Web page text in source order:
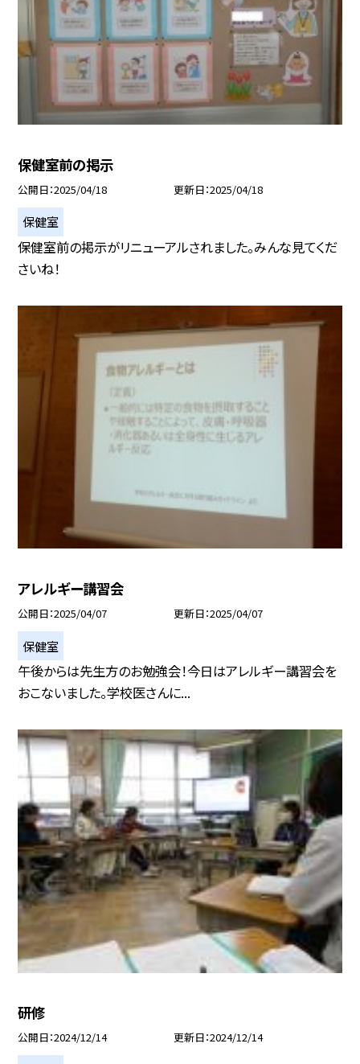
保健室前の掲示
公開日 2025/04/18 更新日 2025/04/18
保健室
保健室前の掲示がリニューアルされました。みんな見てくだ
さいね！
アレルギー講習会
公開日 2025/04/07 更新日 2025/04/07
保健室
午後からは先生方のお勉強会！今日はアレルギー講習会を
おこないました。学校医さんに...
研修
公開日 2024/12/14 更新日 2024/12/14